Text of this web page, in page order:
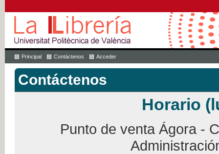
Principal Contáctenos Acceder
Contáctenos
Horario
Punto de venta Ágora -